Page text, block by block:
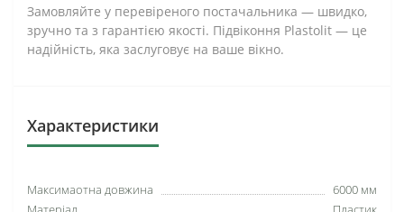
Замовляйте у перевіреного постачальника — швидко,
зручно та з гарантією якості. Підвіконня Plastolit — це
надійність, яка заслуговує на ваше вікно.
Характеристики
Максимаотна довжина
6000 мм